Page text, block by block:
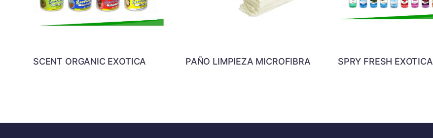
SCENT ORGANIC EXOTICA PAÑO LIMPIEZA MICROFIBRA SPRY FRESH EXOTICA